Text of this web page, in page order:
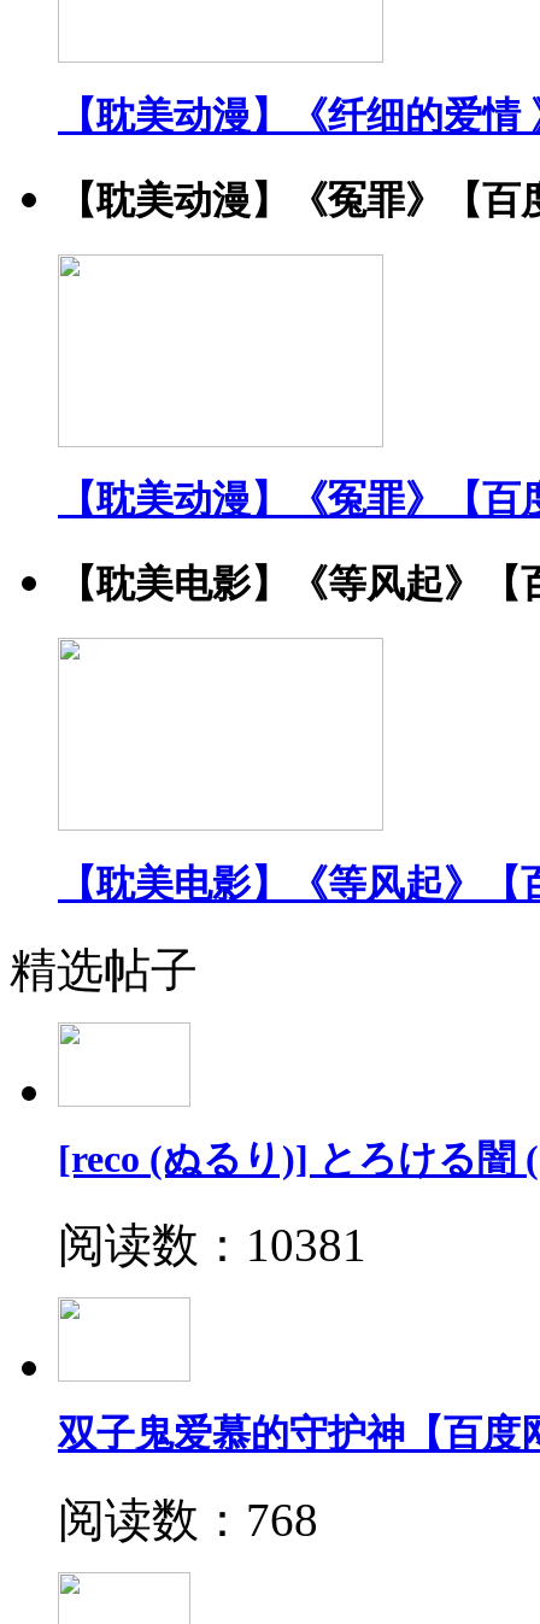
【耽美动漫】《纤细的爱
【耽美动漫】《冤罪》【
【耽美动漫】《冤罪》【
【耽美电影】《等风起》【
【耽美电影】《等风起》【
精选帖子
[reco (ぬるり)] とろける闇
阅读数：10381
双子鬼爱慕的守护神【百度
阅读数：768